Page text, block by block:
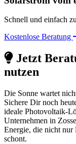
Schnell und einfach
Kostenlose Beratung
Jetzt
nutzen
Die Sonne wartet
Sichere Dir noch
ideale Photovoltaik-
Unternehmen in
Energie, die nicht nur
schont.